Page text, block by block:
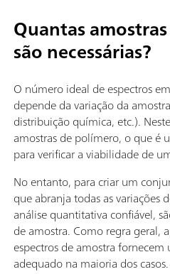
Quantas
são necessárias?
O número ideal de espectros
depende da variação da
distribuição química, etc.).
amostras de polímero, o que é
para verificar a viabilidade de
No entanto, para criar um
que abranja todas as variações
análise quantitativa confiável,
de amostra. Como regra geral,
espectros de amostra
adequado na maioria dos casos.